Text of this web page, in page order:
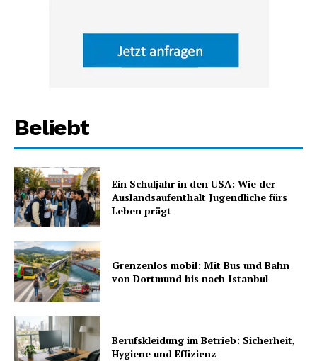
Beliebt
Ein Schuljahr in den USA: Wie der
Auslandsaufenthalt Jugendliche fürs
Leben prägt
Grenzenlos mobil: Mit Bus und Bahn
von Dortmund bis nach Istanbul
Berufskleidung im Betrieb: Sicherheit,
Hygiene und Effizienz